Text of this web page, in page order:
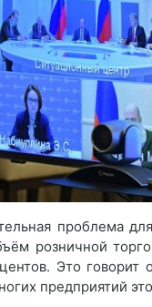
проблема
розничной
Это говорит
предприятий